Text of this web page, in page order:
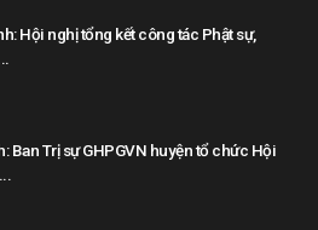
Hội nghị tổng kết công tác Phật sự,
Ban Trị sự GHPGVN huyện tổ chức Hội